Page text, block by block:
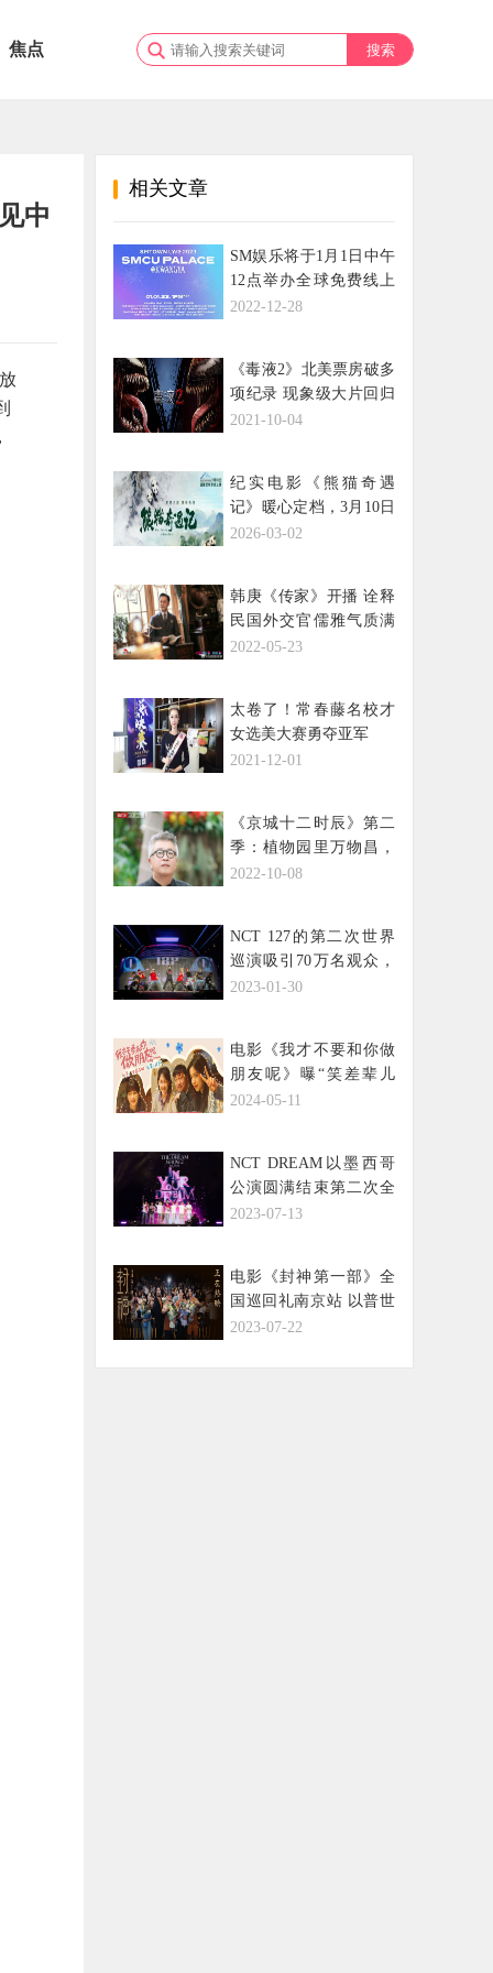
焦点
中
相关文章
SM娱乐将于1月1日中午
12点举办全球免费线上
公演“SMTOWN
2022-12-28
《毒液2》北美票房破多
项纪录 现象级大片回归
再掀观影热潮
2021-10-04
纪实电影《熊猫奇遇
记》暖心定档，3月10日
解锁国宝全生命周期密
2026-03-02
韩庚《传家》开播 诠释
民国外交官儒雅气质满
格
2022-05-23
太卷了！常春藤名校才
女选美大赛勇夺亚军
2021-12-01
《京城十二时辰》第二
季：植物园里万物昌，
图书馆内文化良
2022-10-08
NCT 127的第二次世界
巡演吸引70万名观众，
盛大落幕！
2023-01-30
电影《我才不要和你做
朋友呢》曝“笑差辈儿
了”版预告 庄达菲陈昊宇
2024-05-11
NCT DREAM以墨西哥
公演圆满结束第二次全
球巡演，印证了耀眼的
2023-07-13
电影《封神第一部》全
国巡回礼南京站 以普世
情感触动当代观众内心
2023-07-22